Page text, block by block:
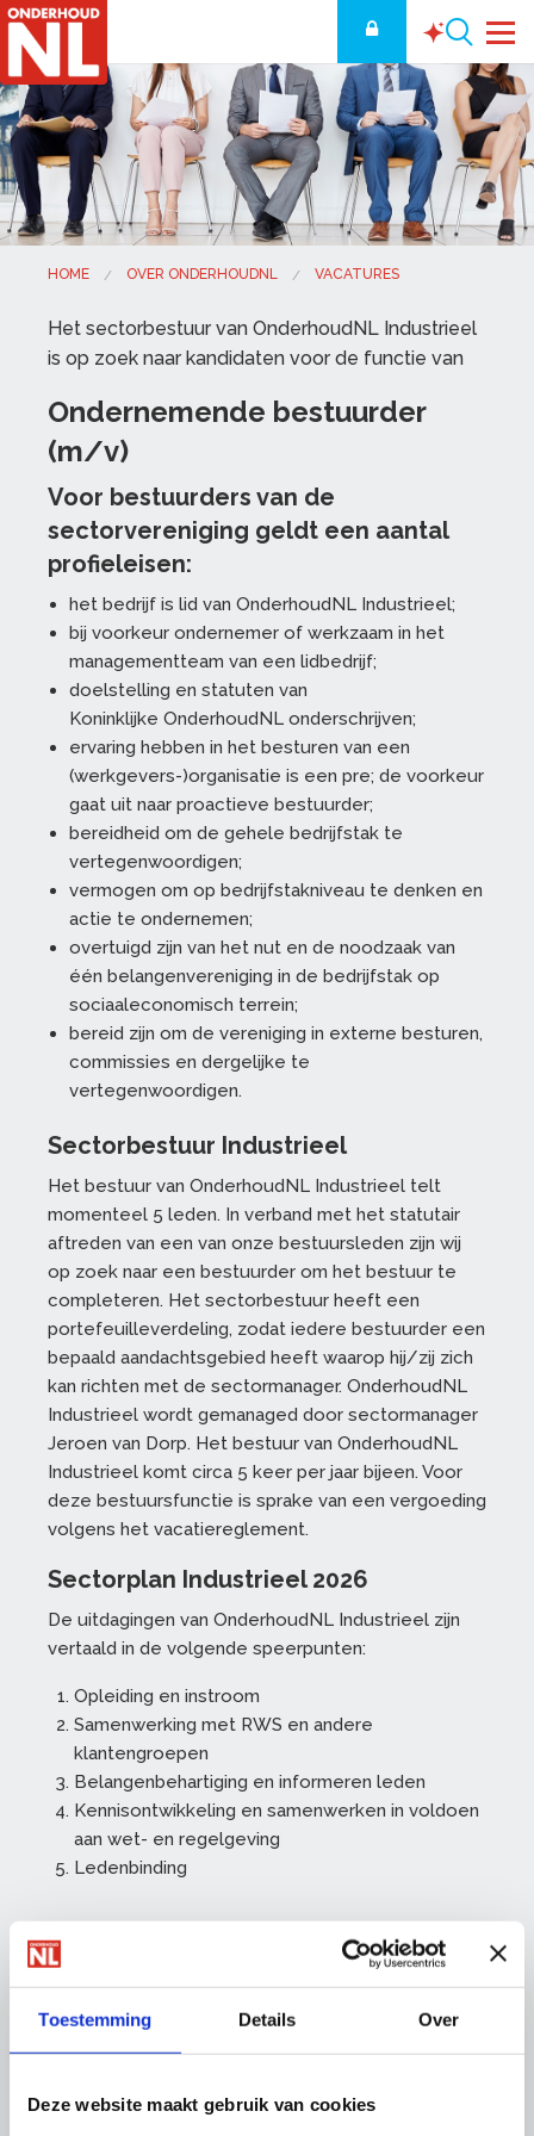
Toestemming Details Over
Deze website maakt gebruik van cookies
HOME OVER ONDERHOUDNL VACATURES
Het sectorbestuur van OnderhoudNL Industrieel
is op zoek naar kandidaten voor de functie van
Ondernemende bestuurder
(m/v)
Voor bestuurders van de
sectorvereniging geldt een aantal
profieleisen:
het bedrijf is lid van OnderhoudNL Industrieel;
bij voorkeur ondernemer of werkzaam in het
managementteam van een lidbedrijf;
doelstelling en statuten van
Koninklijke OnderhoudNL onderschrijven;
ervaring hebben in het besturen van een
(werkgevers-)organisatie is een pre; de voorkeur
gaat uit naar proactieve bestuurder;
bereidheid om de gehele bedrijfstak te
vertegenwoordigen;
vermogen om op bedrijfstakniveau te denken en
actie te ondernemen;
overtuigd zijn van het nut en de noodzaak van
één belangenvereniging in de bedrijfstak op
sociaaleconomisch terrein;
bereid zijn om de vereniging in externe besturen,
commissies en dergelijke te
vertegenwoordigen.
Sectorbestuur Industrieel
Het bestuur van OnderhoudNL Industrieel telt
momenteel 5 leden. In verband met het statutair
aftreden van een van onze bestuursleden zijn wij
op zoek naar een bestuurder om het bestuur te
completeren. Het sectorbestuur heeft een
portefeuilleverdeling, zodat iedere bestuurder een
bepaald aandachtsgebied heeft waarop hij/zij zich
kan richten met de sectormanager. OnderhoudNL
Industrieel wordt gemanaged door sectormanager
Jeroen van Dorp. Het bestuur van OnderhoudNL
Industrieel komt circa 5 keer per jaar bijeen. Voor
deze bestuursfunctie is sprake van een vergoeding
volgens het vacatiereglement.
Sectorplan Industrieel 2026
De uitdagingen van OnderhoudNL Industrieel zijn
vertaald in de volgende speerpunten:
Opleiding en instroom
Samenwerking met RWS en andere
klantengroepen
Belangenbehartiging en informeren leden
Kennisontwikkeling en samenwerken in voldoen
aan wet- en regelgeving
Ledenbinding
Voor meer informatie en reacties kunt u
j.vandorp@onderhoudnl.nlof 06 - 20 83 48 71